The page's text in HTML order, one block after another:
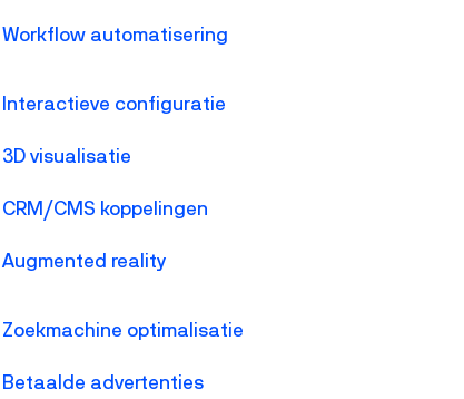
Workflow automatisering
Interactieve configuratie
3D visualisatie
CRM/CMS koppelingen
Augmented reality
Zoekmachine optimalisatie
Betaalde advertenties